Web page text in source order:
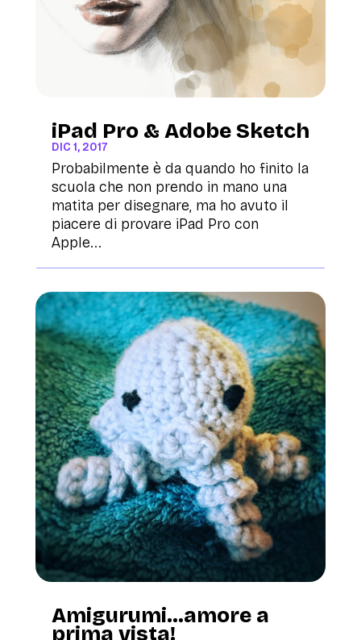
iPad Pro & Adobe Sketch
DIC 1, 2017
Probabilmente è da quando ho finito la
scuola che non prendo in mano una
matita per disegnare, ma ho avuto il
piacere di provare iPad Pro con
Apple...
Amigurumi…amore a
prima vista!